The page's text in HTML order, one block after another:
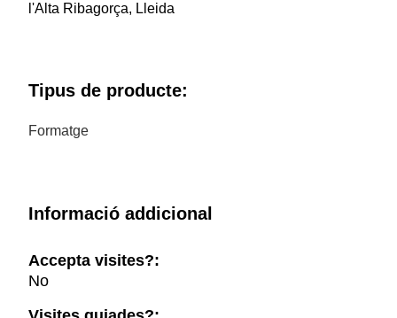
l'Alta Ribagorça, Lleida
Tipus de producte:
Formatge
Informació addicional
Accepta visites?:
No